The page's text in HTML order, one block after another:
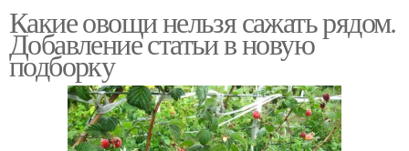
Какие овощи нельзя сажать рядом.
Добавление статьи в новую
подборку